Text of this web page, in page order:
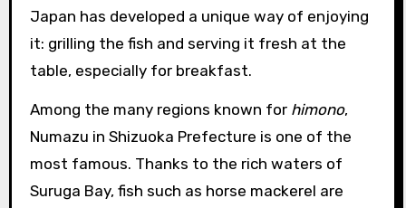
Japan has developed a unique way of enjoying
it: grilling the fish and serving it fresh at the
table, especially for breakfast.
Among the many regions known for himono,
Numazu in Shizuoka Prefecture is one of the
most famous. Thanks to the rich waters of
Suruga Bay, fish such as horse mackerel are